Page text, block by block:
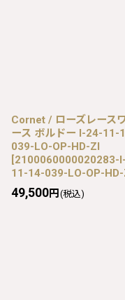
Cornet / ローズレース
ース ボルドー I-24-11-
039-LO-OP-HD-ZI
[2100060000020283-
11-14-039-LO-OP-HD-
49,500円 (税込)